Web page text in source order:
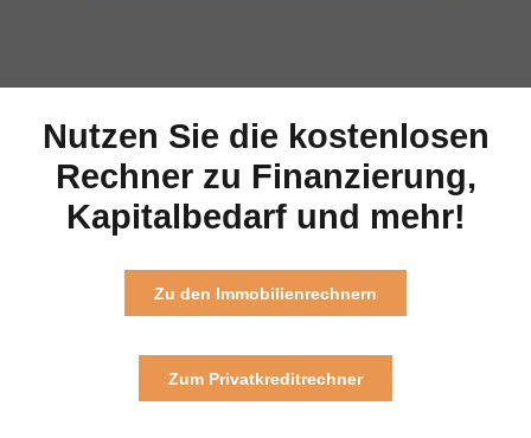
Nutzen Sie die kostenlosen
Rechner zu Finanzierung,
Kapitalbedarf und mehr!
Zu den Immobilienrechnern
Zum Privatkreditrechner